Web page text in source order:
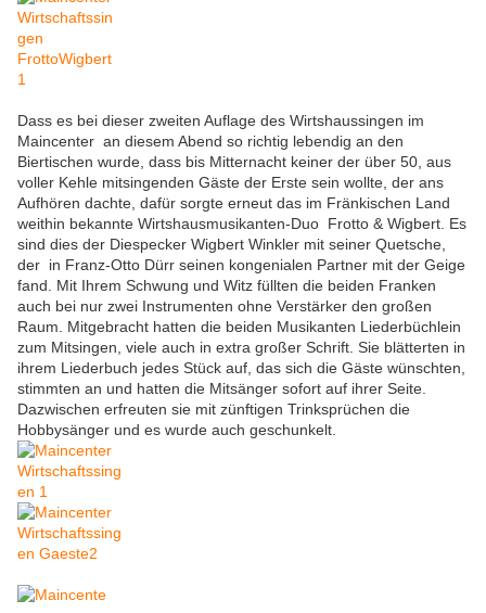
Dass es bei dieser zweiten Auflage des Wirtshaussingen im
Maincenter an diesem Abend so richtig lebendig an den
Biertischen wurde, dass bis Mitternacht keiner der über 50, aus
voller Kehle mitsingenden Gäste der Erste sein wollte, der ans
Aufhören dachte, dafür sorgte erneut das im Fränkischen Land
weithin bekannte Wirtshausmusikanten-Duo Frotto & Wigbert. Es
sind dies der Diespecker Wigbert Winkler mit seiner Quetsche,
der in Franz-Otto Dürr seinen kongenialen Partner mit der Geige
fand. Mit Ihrem Schwung und Witz füllten die beiden Franken
auch bei nur zwei Instrumenten ohne Verstärker den großen
Raum. Mitgebracht hatten die beiden Musikanten Liederbüchlein
zum Mitsingen, viele auch in extra großer Schrift. Sie blätterten in
ihrem Liederbuch jedes Stück auf, das sich die Gäste wünschten,
stimmten an und hatten die Mitsänger sofort auf ihrer Seite.
Dazwischen erfreuten sie mit zünftigen Trinksprüchen die
Hobbysänger und es wurde auch geschunkelt.